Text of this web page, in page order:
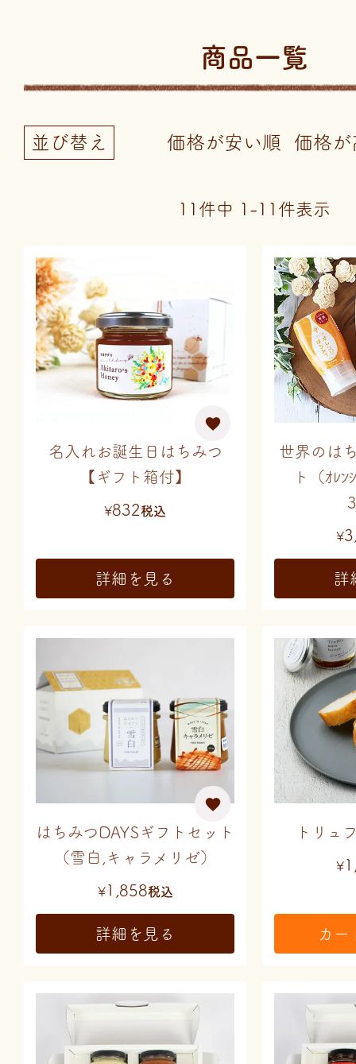
商品一覧
並び替え 価格が安い順 価格
11 件中 1 -11 件表示
名入れお誕生日はちみつ
【ギフト箱付】
¥832税込
詳細を見る
世界のは
ト（ｵﾚﾝ
¥
詳
はちみつDAYSギフトセット
（雪白,キャラメリゼ）
¥1,858税込
詳細を見る
トリュ
¥
カー